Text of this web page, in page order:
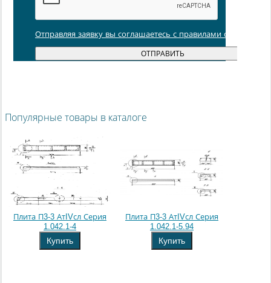
Отправляя заявку вы соглашаетесь с правилами обработки
Популярные товары в каталоге
Плита П3-3 АтIVсл Серия
1.042.1-4
Купить
Плита П3-3 АтIVсл Серия
1.042.1-5.94
Купить